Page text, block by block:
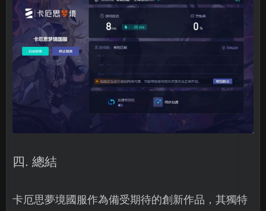
四. 總結
卡厄思夢境國服作為備受期待的創新作品，其獨特